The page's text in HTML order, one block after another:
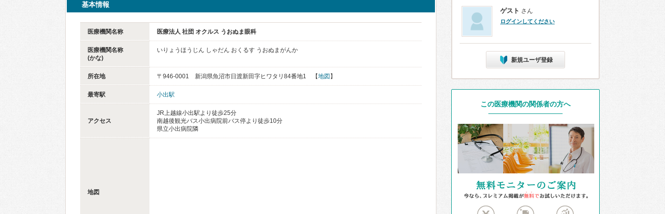
基本情報
医療機関名称 医療法人 社団 オクルス うおぬま眼科
医療機関名称
(かな)
いりょうほうじん しゃだん おくるす うおぬまがんか
所在地 〒946-0001 新潟県魚沼市日渡新田字ヒワタリ84番地1 【地図 】
最寄駅 小出駅
アクセス
JR上越線小出駅より徒歩25分
南越後観光バス小出病院前バス停より徒歩10分
県立小出病院隣
地図
ゲスト さん
ログインしてください
新規ユーザ登録
この医療機関の関係者の方へ